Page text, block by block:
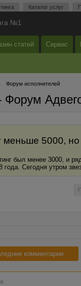
Каталог услуг
№1
статей Сервис
Форум исполнителей
Форум
5000, но
был менее 3000, и
года. Сегодня утром
комментарии